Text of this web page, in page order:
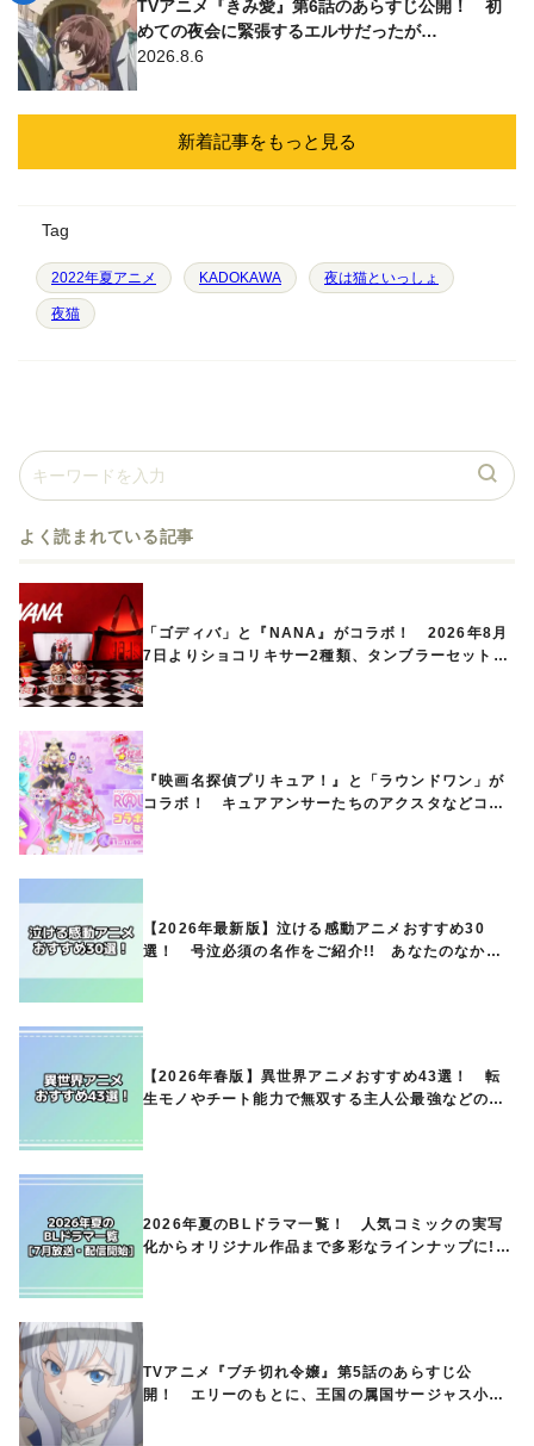
TVアニメ『きみ愛』第6話のあらすじ公開！ 初
めての夜会に緊張するエルサだったが…
2026.8.6
新着記事をもっと見る
Tag
2022年夏アニメ KADOKAWA 夜は猫といっしょ
夜猫
よく読まれている記事
「ゴディバ」と『NANA』がコラボ！ 2026年8月
7日よりショコリキサー2種類、タンブラーセットな
『映画名探偵プリキュア！』と「ラウンドワン」が
コラボ！ キュアアンサーたちのアクスタなどコラ
【2026年最新版】泣ける感動アニメおすすめ30
選！ 号泣必須の名作をご紹介!! あなたのなかの
【2026年春版】異世界アニメおすすめ43選！ 転
生モノやチート能力で無双する主人公最強などの人
2026年夏のBLドラマ一覧！ 人気コミックの実写
化からオリジナル作品まで多彩なラインナップに!!
TVアニメ『ブチ切れ令嬢』第5話のあらすじ公
開！ エリーのもとに、王国の属国サージャス小王